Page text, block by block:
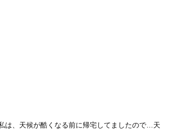
は、天候が酷くなる前に帰宅してましたので…天